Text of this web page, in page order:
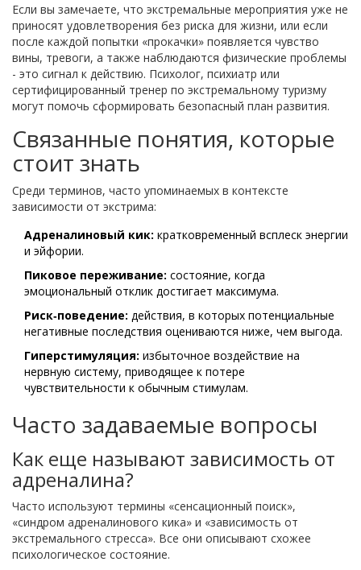
Если вы замечаете, что экстремальные мероприятия уже не
приносят удовлетворения без риска для жизни, или если
после каждой попытки «прокачки» появляется чувство
вины, тревоги, а также наблюдаются физические проблемы
- это сигнал к действию. Психолог, психиатр или
сертифицированный тренер по экстремальному туризму
могут помочь сформировать безопасный план развития.
Связанные понятия, которые
стоит знать
Среди терминов, часто упоминаемых в контексте
зависимости от экстрима:
Адреналиновый кик: кратковременный всплеск энергии
и эйфории.
Пиковое переживание: состояние, когда
эмоциональный отклик достигает максимума.
Риск‑поведение: действия, в которых потенциальные
негативные последствия оцениваются ниже, чем выгода.
Гиперстимуляция: избыточное воздействие на
нервную систему, приводящее к потере
чувствительности к обычным стимулам.
Часто задаваемые вопросы
Как еще называют зависимость от
адреналина?
Часто используют термины «сенсационный поиск»,
«синдром адреналинового кика» и «зависимость от
экстремального стресса». Все они описывают схожее
психологическое состояние.